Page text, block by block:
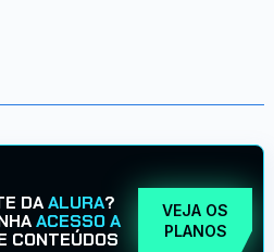
DAALURA?
ACESSO A
CONTEÚDOS
VEJA OS
PLANOS